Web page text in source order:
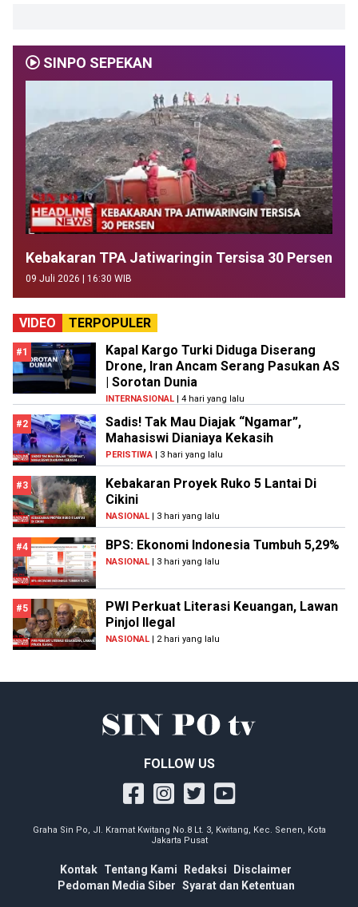
SINPO SEPEKAN
Kebakaran TPA Jatiwaringin Tersisa 30 Persen
09 Juli 2026 | 16:30 WIB
VIDEO TERPOPULER
#1
Kapal Kargo Turki Diduga Diserang
Drone, Iran Ancam Serang Pasukan AS
| Sorotan Dunia
INTERNASIONAL | 4 hari yang lalu
#2
Sadis! Tak Mau Diajak “Ngamar”,
Mahasiswi Dianiaya Kekasih
PERISTIWA | 3 hari yang lalu
#3
Kebakaran Proyek Ruko 5 Lantai Di
Cikini
NASIONAL | 3 hari yang lalu
#4 BPS: Ekonomi Indonesia Tumbuh 5,29%
NASIONAL | 3 hari yang lalu
#5
PWI Perkuat Literasi Keuangan, Lawan
Pinjol Ilegal
NASIONAL | 2 hari yang lalu
FOLLOW US
Graha Sin Po, Jl. Kramat Kwitang No.8 Lt. 3, Kwitang, Kec. Senen, Kota
Jakarta Pusat
Kontak Tentang Kami Redaksi
Disclaimer
Pedoman Media Siber Syarat dan Ketentuan